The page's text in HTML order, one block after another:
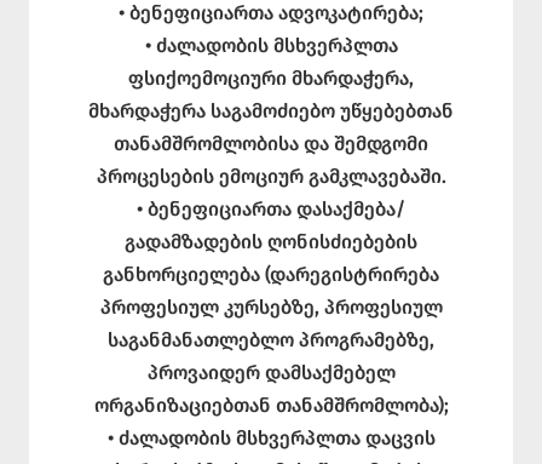
• ბენეფიციართა ადვოკატირება;
• ძალადობის მსხვერპლთა
ფსიქოემოციური მხარდაჭერა,
მხარდაჭერა საგამოძიებო უწყებებთან
თანამშრომლობისა და შემდგომი
პროცესების ემოციურ გამკლავებაში.
• ბენეფიციართა დასაქმება/
გადამზადების ღონისძიებების
განხორციელება (დარეგისტრირება
პროფესიულ კურსებზე, პროფესიულ
საგანმანათლებლო პროგრამებზე,
პროვაიდერ დამსაქმებელ
ორგანიზაციებთან თანამშრომლობა);
• ძალადობის მსხვერპლთა დაცვის